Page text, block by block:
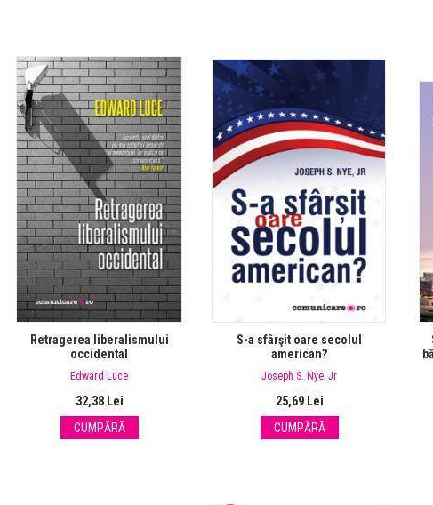
LANSARE: PROBLEMELE
PUBLICE, BOOKFEST
Lansare: Problemele
publice, Bookfest
00:00
PROBLEMELE
LANSARE BOOKFEST
Lansare:
publice,
00:00
Retragerea liberalismului
occidental
Edward Luce
32,38 Lei
CUMPĂRĂ
S-a sfârşit oare secolul
american?
Joseph S. Nye, Jr
25,69 Lei
CUMPĂRĂ